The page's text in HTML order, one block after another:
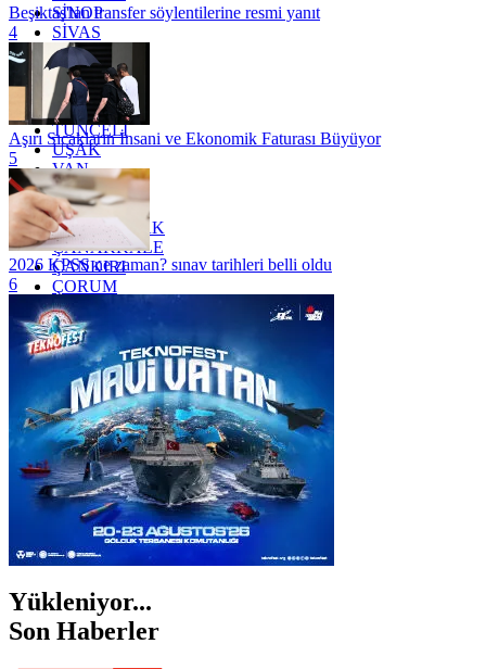
SİNOP
SİVAS
SİİRT
TEKİRDAĞ
TOKAT
TRABZON
TUNCELİ
UŞAK
VAN
YALOVA
YOZGAT
ZONGULDAK
ÇANAKKALE
ÇANKIRI
ÇORUM
İSTANBUL
İZMİR
ŞANLIURFA
ŞIRNAK
Beşiktaş'tan transfer söylentilerine resmi yanıt
4
Aşırı Sıcakların İnsani ve Ekonomik Faturası Büyüyor
5
2026 KPSS ne zaman? sınav tarihleri belli oldu
6
Yükleniyor...
Son Haberler